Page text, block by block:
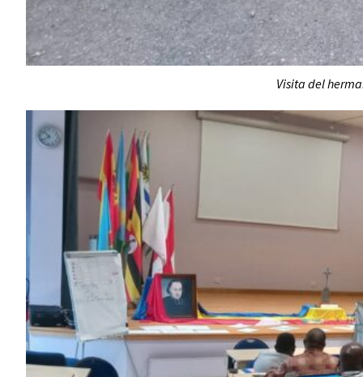
Visita del